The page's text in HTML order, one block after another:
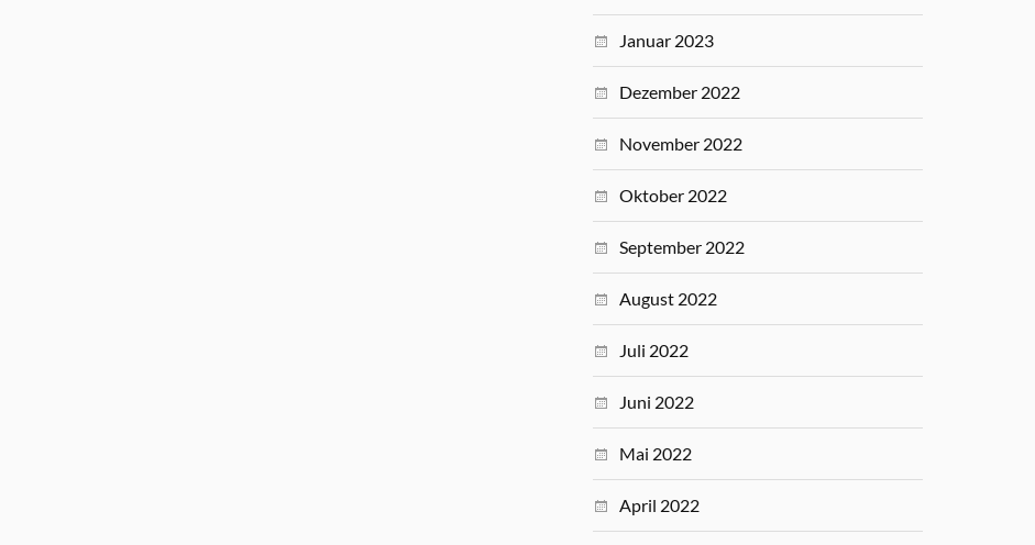
Januar 2023
Dezember 2022
November 2022
Oktober 2022
September 2022
August 2022
Juli 2022
Juni 2022
Mai 2022
April 2022